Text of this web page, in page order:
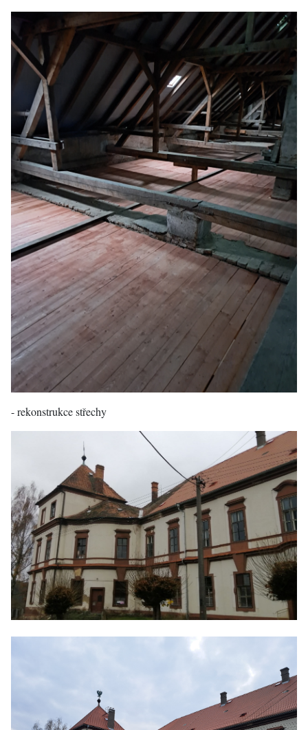
- rekonstrukce střechy